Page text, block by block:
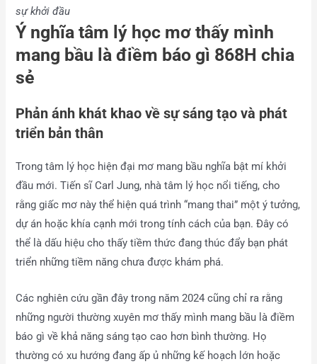
sự khởi đầu
Ý nghĩa tâm lý học mơ thấy mình
mang bầu là điềm báo gì 868H chia
sẻ
Phản ánh khát khao về sự sáng tạo và phát
triển bản thân
Trong tâm lý học hiện đại mơ mang bầu nghĩa bật mí khởi
đầu mới. Tiến sĩ Carl Jung, nhà tâm lý học nổi tiếng, cho
rằng giấc mơ này thể hiện quá trình “mang thai” một ý tưởng,
dự án hoặc khía cạnh mới trong tính cách của bạn. Đây có
thể là dấu hiệu cho thấy tiềm thức đang thúc đẩy bạn phát
triển những tiềm năng chưa được khám phá.
Các nghiên cứu gần đây trong năm 2024 cũng chỉ ra rằng
những người thường xuyên mơ thấy mình mang bầu là điềm
báo gì về khả năng sáng tạo cao hơn bình thường. Họ
thường có xu hướng đang ấp ủ những kế hoạch lớn hoặc